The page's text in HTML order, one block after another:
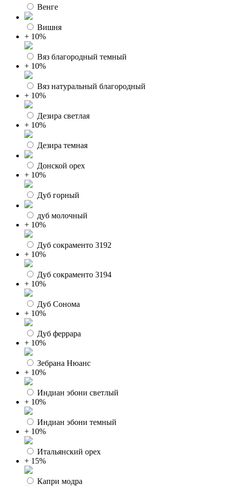
Венге
Вишня
+ 10%
Вяз благородный темный
+ 10%
Вяз натуральный благородный
+ 10%
Дезира светлая
+ 10%
Дезира темная
Донской орех
+ 10%
Дуб горный
дуб молочный
+ 10%
Дуб сокраменто 3192
+ 10%
Дуб сокраменто 3194
+ 10%
Дуб Сонома
+ 10%
Дуб феррара
+ 10%
Зебрана Нюанс
+ 10%
Индиан эбони светлый
+ 10%
Индиан эбони темный
+ 10%
Итальянский орех
+ 15%
Капри модра